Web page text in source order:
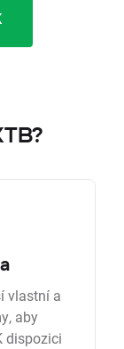
vlastní a
aby
dispozici